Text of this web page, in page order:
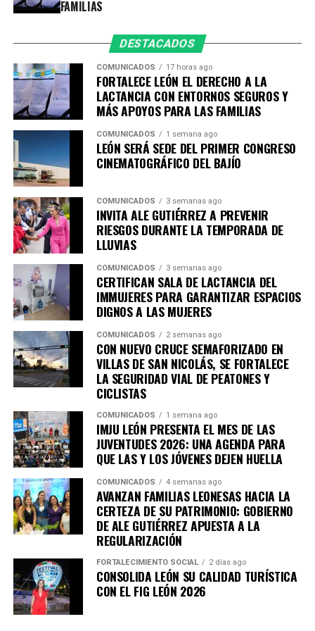
la ciudadanía.
FAMILIAS
DESTACADOS
COMUNICADOS 17 horas ago
FORTALECE LEÓN EL DERECHO A LA
LACTANCIA CON ENTORNOS SEGUROS Y
MÁS APOYOS PARA LAS FAMILIAS
COMUNICADOS 1 semana ago
LEÓN SERÁ SEDE DEL PRIMER CONGRESO
CINEMATOGRÁFICO DEL BAJÍO
COMUNICADOS 3 semanas ago
INVITA ALE GUTIÉRREZ A PREVENIR
RIESGOS DURANTE LA TEMPORADA DE
LLUVIAS
COMUNICADOS 3 semanas ago
CERTIFICAN SALA DE LACTANCIA DEL
IMMUJERES PARA GARANTIZAR ESPACIOS
DIGNOS A LAS MUJERES
COMUNICADOS 2 semanas ago
CON NUEVO CRUCE SEMAFORIZADO EN
VILLAS DE SAN NICOLÁS, SE FORTALECE
LA SEGURIDAD VIAL DE PEATONES Y
CICLISTAS
COMUNICADOS 1 semana ago
IMJU LEÓN PRESENTA EL MES DE LAS
JUVENTUDES 2026: UNA AGENDA PARA
QUE LAS Y LOS JÓVENES DEJEN HUELLA
COMUNICADOS 4 semanas ago
AVANZAN FAMILIAS LEONESAS HACIA LA
CERTEZA DE SU PATRIMONIO: GOBIERNO
DE ALE GUTIÉRREZ APUESTA A LA
REGULARIZACIÓN
FORTALECIMIENTO SOCIAL 2 días ago
CONSOLIDA LEÓN SU CALIDAD TURÍSTICA
CON EL FIG LEÓN 2026